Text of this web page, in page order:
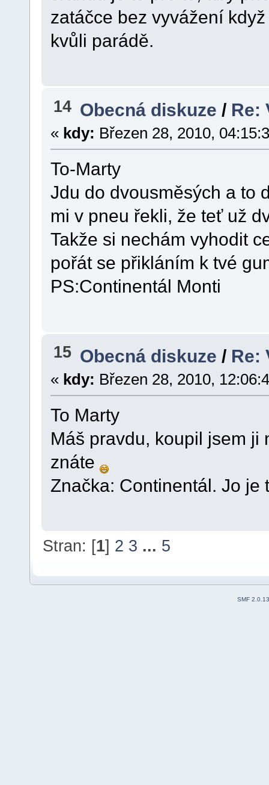
zatáčce bez vyvážení
kvůli parádě.
14 Obecná diskuze / Re:
« kdy: Březen 28, 2010,
To-Marty
Jdu do dvousměsých a to
mi v pneu řekli, že teť už
Takže si nechám vyhodit
pořát se přikláním k tvé
PS:Continentál Monti
15 Obecná diskuze / Re:
« kdy: Březen 28, 2010,
To Marty
Máš pravdu, koupil jsem
znáte
Značka: Continentál. Jo
Stran: [1] 2 3 ... 5
SMF 2.0.13